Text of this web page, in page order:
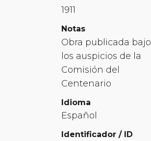
1911
Notas
Obra publicada bajo
los auspicios de la
Comisión del
Centenario
Idioma
Español
Identificador / ID